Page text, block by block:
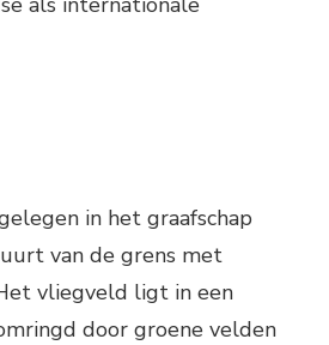
in het graafschap
van de grens met
vliegveld ligt in een
door groene velden